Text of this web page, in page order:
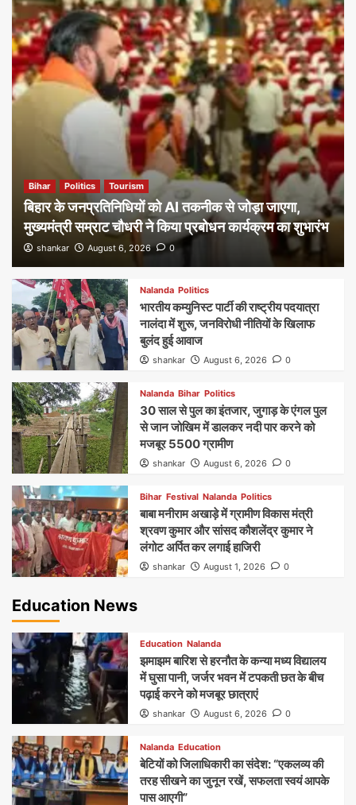
Bihar Politics Tourism
बिहार के जनप्रतिनिधियों को AI तकनीक से जोड़ा जाएगा,
मुख्यमंत्री सम्राट चौधरी ने किया प्रबोधन कार्यक्रम का शुभारंभ
shankar August 6, 2026 0
Nalanda Politics
भारतीय कम्युनिस्ट पार्टी की राष्ट्रीय पदयात्रा
नालंदा में शुरू, जनविरोधी नीतियों के खिलाफ
बुलंद हुई आवाज
shankar August 6, 2026 0
Nalanda Bihar Politics
30 साल से पुल का इंतजार, जुगाड़ के एंगल पुल
से जान जोखिम में डालकर नदी पार करने को
मजबूर 5500 ग्रामीण
shankar August 6, 2026 0
Bihar Festival Nalanda Politics
बाबा मनीराम अखाड़े में ग्रामीण विकास मंत्री
श्रवण कुमार और सांसद कौशलेंद्र कुमार ने
लंगोट अर्पित कर लगाई हाजिरी
shankar August 1, 2026 0
Education News
Education Nalanda
झमाझम बारिश से हरनौत के कन्या मध्य विद्यालय
में घुसा पानी, जर्जर भवन में टपकती छत के बीच
पढ़ाई करने को मजबूर छात्राएं
shankar August 6, 2026 0
Nalanda Education
बेटियों को जिलाधिकारी का संदेश: “एकलव्य की
तरह सीखने का जुनून रखें, सफलता स्वयं आपके
पास आएगी”